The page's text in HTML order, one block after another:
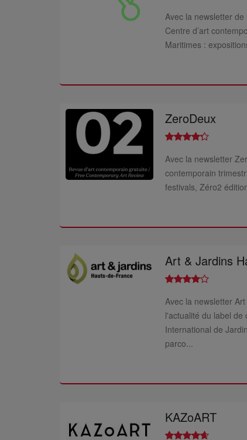
Avec la newsletter
Centre d’art
Maritimes :
ZeroDeux
Avec la newsletter
contemporain
festivals, Zéro2
Art & Jardins
Avec la newsletter
l'actualité du label de
International de
parco...
KAZoART